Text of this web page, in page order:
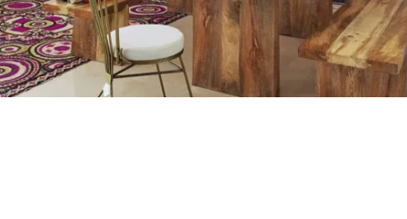
Maison Container/container House
Maison D'hôtes
Maison Et Appartement Vintage
On Décode La Déco
Petite Surface
Piscine Question De Style
Renovation
Revue De Week End
Tiny House